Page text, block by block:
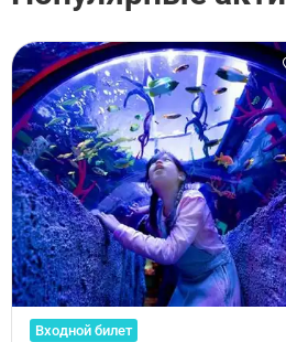
Входной билет